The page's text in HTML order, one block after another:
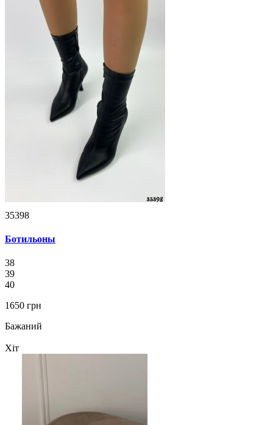
35398
Ботильоны
38
39
40
1650 грн
Бажаний
Хіт